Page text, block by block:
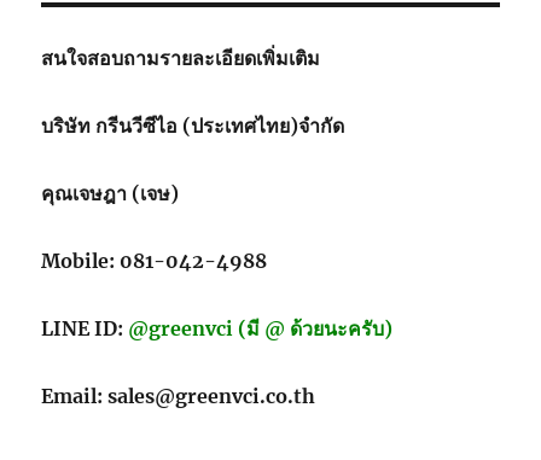
สนใจสอบถามรายละเอียดเพิ่มเติม
บริษัท กรีนวีซีไอ (ประเทศไทย)จำกัด
คุณเจษฎา (เจษ)
Mobile: 081-042-4988
LINE ID: @greenvci (มี @ ด้วยนะครับ)
Email: sales@greenvci.co.th